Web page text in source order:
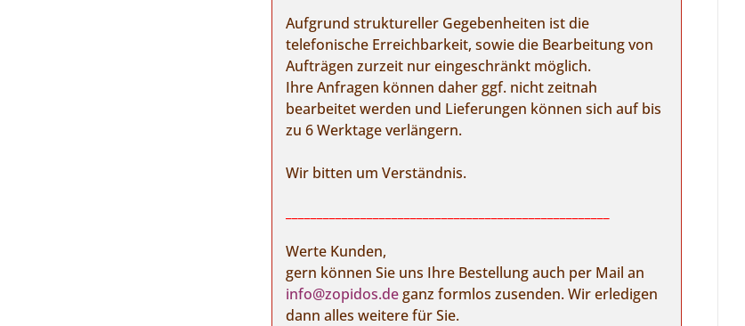
Aufgrund struktureller Gegebenheiten ist die
telefonische Erreichbarkeit, sowie die Bearbeitung von
Aufträgen zurzeit nur eingeschränkt möglich.
Ihre Anfragen können daher ggf. nicht zeitnah
bearbeitet werden und Lieferungen können sich auf bis
zu 6 Werktage verlängern.
Wir bitten um Verständnis.
Werte Kunden,
gern können Sie uns Ihre Bestellung auch per Mail an
info@zopidos.deganz formlos zusenden. Wir erledigen
dann alles weitere für Sie.